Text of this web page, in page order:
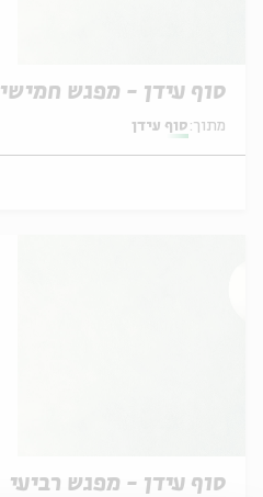
סוף עידן - מפגש חמישי
מתוך: סוף עידן
סוף עידן - מפגש רביעי